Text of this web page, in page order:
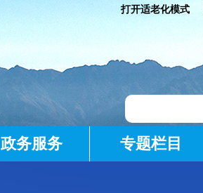
打开适老化模式
政务服务 专题栏目